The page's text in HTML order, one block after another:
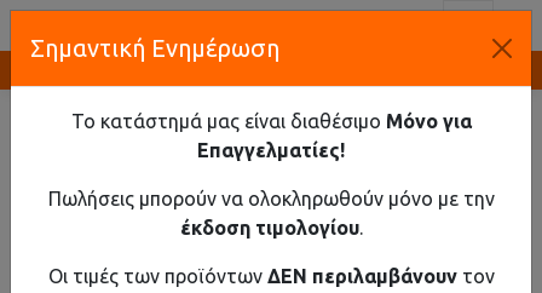
ΑΡΧΙΚΉ
ΚΤΗΡΙΑΚΌΣ ΕΞΟΠΛΙΣΜΌΣ
ΑΙΣΘΗΤΉΡΕΣ ΚΊΝΗΣΗΣ PIR
ΑΙΣΘΗΤΉΡΑΣ ΚΊΝΗΣΗΣ ΛΕΥΚΌ
Αισθητήρας Κίνησης Λευκό
Σημαντική Ενημέρωση
Το κατάστημά μας είναι διαθέσιμο Μόνο για
Επαγγελματίες!
Πωλήσεις μπορούν να ολοκληρωθούν μόνο με την
έκδοση τιμολογίου.
Οι τιμές των προϊόντων ΔΕΝ περιλαμβάνουντον